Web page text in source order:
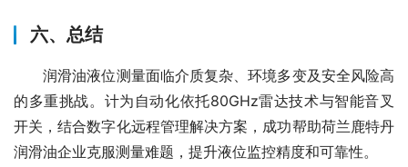
六、总结
润滑油液位测量面临介质复杂、环境多变及安全风险高
的多重挑战。计为自动化依托80GHz雷达技术与智能音叉
开关，结合数字化远程管理解决方案，成功帮助荷兰鹿特丹
润滑油企业克服测量难题，提升液位监控精度和可靠性。